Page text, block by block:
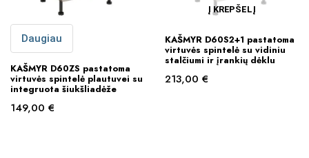
Daugiau
KAŠMYR D60ZS pastatoma
virtuvės spintelė plautuvei su
integruota šiukšliadėže
149,00 €
Į KREPŠELĮ
KAŠMYR D60S2+1 pastatoma
virtuvės spintelė su vidiniu
stalčiumi ir įrankių dėklu
213,00 €